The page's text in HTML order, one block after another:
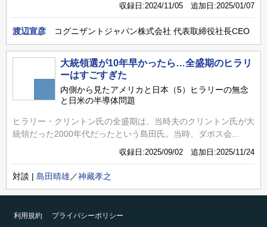
収録日:2024/11/05 追加日:2025/01/07
渡辺宣彦 コグニザントジャパン株式会社 代表取締役社長CEO
大統領選が10年早かったら…全盛期のヒラリ
ーはすごすぎた
内側から見たアメリカと日本（5）ヒラリーの無念
と日米の半導体問題
ヒラリー・クリントン氏の全盛期は、当時夫のクリントン氏が大
統領だった2000年代だったという島田氏。当時、ダボス会...
収録日:2025/09/02 追加日:2025/11/24
対談 | 島田晴雄／神藏孝之
利用規約
プライバシーポリシー